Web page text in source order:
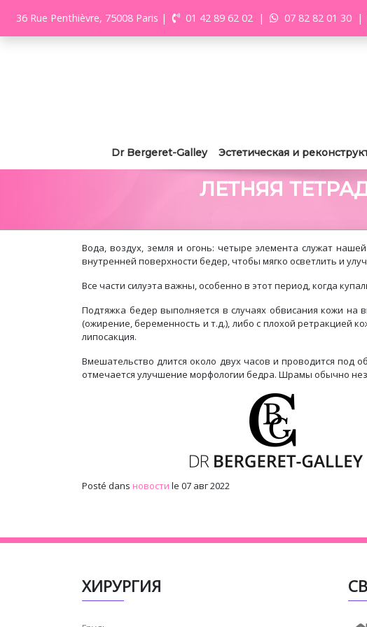
36 Rue Penthièvre, 75008 Paris | 01 42 89 62 02 | 07 82 82 01 30 |
Dr Bergeret-Galley Эстетическая и
ЛЕТНЯЯ
Вода, воздух, земля и огонь: четыре элемента служат
внутренней поверхности бедер, чтобы мягко осветлить и
Все части силуэта важны, особенно в этот период, когда
Подтяжка бедер выполняется в случаях обвисания кожи на
(ожирение, беременность и т.д.), либо с плохой ретракцией
липосакция.
Вмешательство длится около двух часов и проводится под
отмечается улучшение морфологии бедра. Шрамы обычно
Posté dans новости le 07 авг 2022
ХИРУРГИЯ